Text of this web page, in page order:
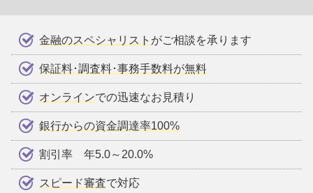
金融のスペシャリスト がご相談を承ります
保証料･調査料･事務手数料が無料
オンラインでの迅速なお見積り
銀行からの資金調達率100%
割引率 年5.0～20.0%
スピード審査で対応